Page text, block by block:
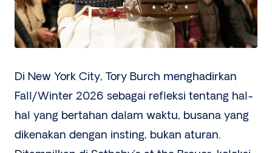
Di New York City, Tory Burch menghadirkan
Fall/Winter 2026 sebagai refleksi tentang hal-
hal yang bertahan dalam waktu, busana yang
dikenakan dengan insting, bukan aturan.